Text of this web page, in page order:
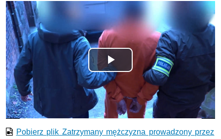
Opis filmu: Zatrzymany mężczyzna prowadzony przez
Odtwórz
wideo
Pobierz plik Zatrzymany mężczyzna prowadzony przez